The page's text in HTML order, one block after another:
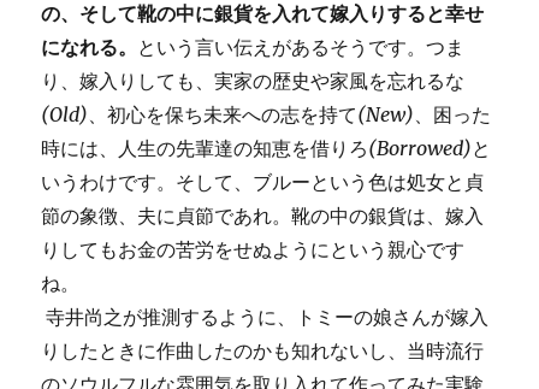
の、そして靴の中に銀貨を入れて嫁入りすると幸せ
になれる。 という言い伝えがあるそうです。つま
り、嫁入りしても、実家の歴史や家風を忘れるな
(Old)、初心を保ち未来への志を持て(New)、困った
時には、人生の先輩達の知恵を借りろ(Borrowed)と
いうわけです。そして、ブルーという色は処女と貞
節の象徴、夫に貞節であれ。靴の中の銀貨は、嫁入
りしてもお金の苦労をせぬようにという親心です
ね。
寺井尚之が推測するように、トミーの娘さんが嫁入
りしたときに作曲したのかも知れないし、当時流行
のソウルフルな雰囲気を取り入れて作ってみた実験